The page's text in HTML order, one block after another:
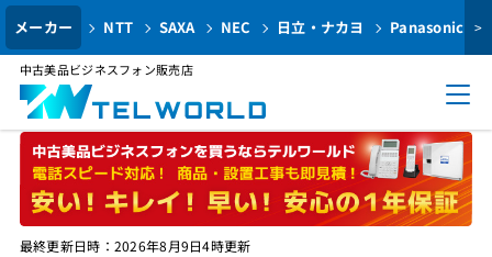
メーカー NTT SAXA NEC 日立・ナカヨ Panasonic >
中古美品ビジネスフォン販売店
最終更新日時：2026年8月9日4時更新